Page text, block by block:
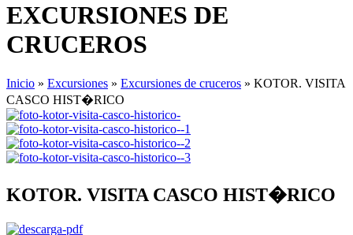
EXCURSIONES DE
CRUCEROS
Inicio » Excursiones » Excursiones de cruceros » KOTOR. VISITA
CASCO HIST�RICO
KOTOR. VISITA CASCO HIST�RICO